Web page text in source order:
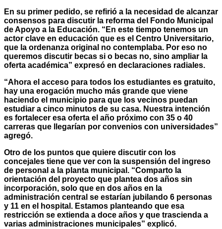
En su primer pedido, se refirió a la necesidad de alcanzar
consensos para discutir la reforma del Fondo Municipal
de Apoyo a la Educación. “En este tiempo tenemos un
actor clave en educación que es el Centro Universitario,
que la ordenanza original no contemplaba. Por eso no
queremos discutir becas si o becas no, sino ampliar la
oferta académica” expresó en declaraciones radiales.
“Ahora el acceso para todos los estudiantes es gratuito,
hay una erogación mucho más grande que viene
haciendo el municipio para que los vecinos puedan
estudiar a cinco minutos de su casa. Nuestra intención
es fortalecer esa oferta el año próximo con 35 o 40
carreras que llegarían por convenios con universidades”
agregó.
Otro de los puntos que quiere discutir con los
concejales tiene que ver con la suspensión del ingreso
de personal a la planta municipal. “Comparto la
orientación del proyecto que plantea dos años sin
incorporación, solo que en dos años en la
administración central se estarían jubilando 6 personas
y 11 en el hospital. Estamos planteando que esa
restricción se extienda a doce años y que trascienda a
varias administraciones municipales” explicó.